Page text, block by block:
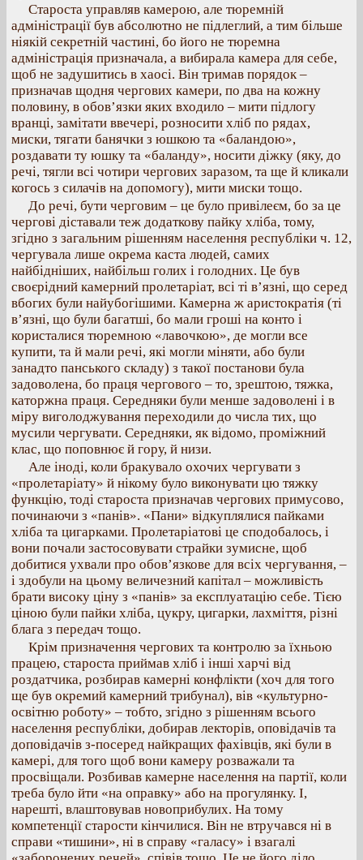
Староста управляв камерою, але тюремній
адміністрації був абсолютно не підлеглий, а тим більше
ніякій секретній частині, бо його не тюремна
адміністрація призначала, а вибирала камера для себе,
щоб не задушитись в хаосі. Він тримав порядок –
призначав щодня чергових камери, по два на кожну
половину, в обов’язки яких входило – мити підлогу
вранці, замітати ввечері, розносити хліб по рядах,
миски, тягати банячки з юшкою та «баландою»,
роздавати ту юшку та «баланду», носити діжку (яку, до
речі, тягли всі чотири чергових заразом, та ще й кликали
когось з силачів на допомогу), мити миски тощо.
До речі, бути черговим – це було привілеєм, бо за це
чергові діставали теж додаткову пайку хліба, тому,
згідно з загальним рішенням населення республіки ч. 12,
чергувала лише окрема каста людей, самих
найбідніших, найбільш голих і голодних. Це був
своєрідний камерний пролетаріат, всі ті в’язні, що серед
вбогих були найубогішими. Камерна ж аристократія (ті
в’язні, що були багатші, бо мали гроші на конто і
користалися тюремною «лавочкою», де могли все
купити, та й мали речі, які могли міняти, або були
занадто панського складу) з такої постанови була
задоволена, бо праця чергового – то, зрештою, тяжка,
каторжна праця. Середняки були менше задоволені і в
міру виголоджування переходили до числа тих, що
мусили чергувати. Середняки, як відомо, проміжний
клас, що поповнює й гору, й низи.
Але іноді, коли бракувало охочих чергувати з
«пролетаріату» й нікому було виконувати цю тяжку
функцію, тоді староста призначав чергових примусово,
починаючи з «панів». «Пани» відкуплялися пайками
хліба та цигарками. Пролетаріатові це сподобалось, і
вони почали застосовувати страйки зумисне, щоб
добитися ухвали про обов’язкове для всіх чергування, –
і здобули на цьому величезний капітал – можливість
брати високу ціну з «панів» за експлуатацію себе. Тією
ціною були пайки хліба, цукру, цигарки, лахміття, різні
блага з передач тощо.
Крім призначення чергових та контролю за їхньою
працею, староста приймав хліб і інші харчі від
роздатчика, розбирав камерні конфлікти (хоч для того
ще був окремий камерний трибунал), вів «культурно-
освітню роботу» – тобто, згідно з рішенням всього
населення республіки, добирав лекторів, оповідачів та
доповідачів з-посеред найкращих фахівців, які були в
камері, для того щоб вони камеру розважали та
просвіщали. Розбивав камерне населення на партії, коли
треба було йти «на оправку» або на прогулянку. І,
нарешті, влаштовував новоприбулих. На тому
компетенції старости кінчилися. Він не втручався ні в
справи «тишини», ні в справу «галасу» і взагалі